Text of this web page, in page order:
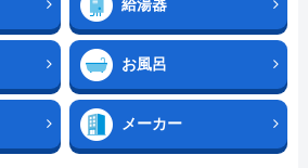
給湯器
お風呂
メーカー